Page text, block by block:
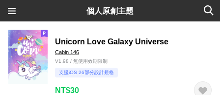
個人原創主題
Unicorn Love Galaxy Universe
Cabin 146
V1.98 / 無使用效期限制
支援iOS 26部分設計規格
NT$30